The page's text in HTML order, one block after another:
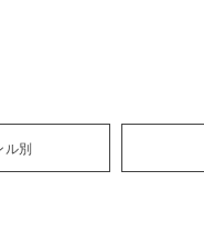
ル別